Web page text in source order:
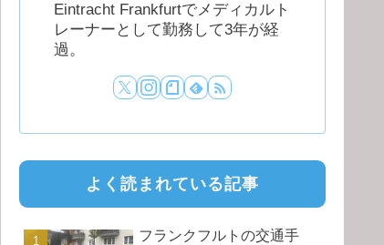
Eintracht Frankfurtでメディカルト
レーナーとして勤務して3年が経
過。
よく読まれている記事
フランクフルトの交通手